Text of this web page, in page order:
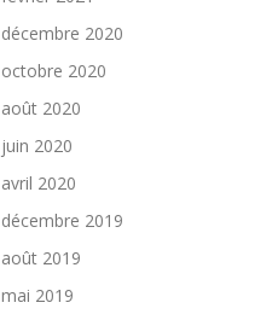
décembre 2020
octobre 2020
août 2020
juin 2020
avril 2020
décembre 2019
août 2019
mai 2019